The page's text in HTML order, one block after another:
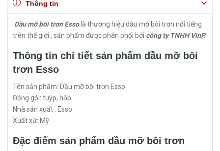
Thông tin
Dầu mỡ bôi trơn Essolà thương hiệu dầu mỡ bôi trơn nổi tiếng
trên thế giới , sản phẩm được phân phối bởi công ty TNHH VinP.
Thông tin chi tiết sản phẩm dầu mỡ bôi
trơn Esso
Tên sản phẩm: Dầu mỡ bôi trơn Esso
Đóng gói: tuýp, hộp
Nhà sản xuất : Esso
Xuất xứ: Mỹ
Đặc điểm sản phẩm dầu mỡ bôi trơn